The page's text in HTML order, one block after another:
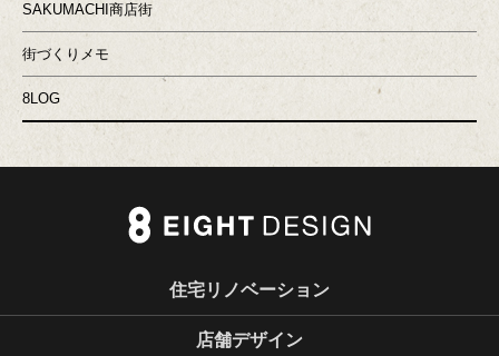
SAKUMACHI商店街
街づくりメモ
8LOG
住宅リノベーション
店舗デザイン